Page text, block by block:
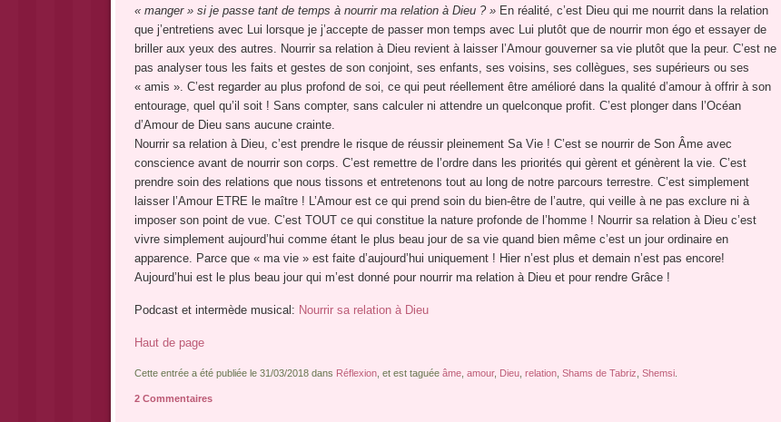
« manger » si je passe tant de temps à nourrir ma relation à Dieu ? » En réalité, c’est Dieu qui me nourrit dans la relation
que j’entretiens avec Lui lorsque je j’accepte de passer mon temps avec Lui plutôt que de nourrir mon égo et essayer de
briller aux yeux des autres. Nourrir sa relation à Dieu revient à laisser l’Amour gouverner sa vie plutôt que la peur. C’est ne
pas analyser tous les faits et gestes de son conjoint, ses enfants, ses voisins, ses collègues, ses supérieurs ou ses
« amis ». C’est regarder au plus profond de soi, ce qui peut réellement être amélioré dans la qualité d’amour à offrir à son
entourage, quel qu’il soit ! Sans compter, sans calculer ni attendre un quelconque profit. C’est plonger dans l’Océan
d’Amour de Dieu sans aucune crainte.
Nourrir sa relation à Dieu, c’est prendre le risque de réussir pleinement Sa Vie ! C’est se nourrir de Son Âme avec
conscience avant de nourrir son corps. C’est remettre de l’ordre dans les priorités qui gèrent et génèrent la vie. C’est
prendre soin des relations que nous tissons et entretenons tout au long de notre parcours terrestre. C’est simplement
laisser l’Amour ETRE le maître ! L’Amour est ce qui prend soin du bien-être de l’autre, qui veille à ne pas exclure ni à
imposer son point de vue. C’est TOUT ce qui constitue la nature profonde de l’homme ! Nourrir sa relation à Dieu c’est
vivre simplement aujourd’hui comme étant le plus beau jour de sa vie quand bien même c’est un jour ordinaire en
apparence. Parce que « ma vie » est faite d’aujourd’hui uniquement ! Hier n’est plus et demain n’est pas encore!
Aujourd’hui est le plus beau jour qui m’est donné pour nourrir ma relation à Dieu et pour rendre Grâce !
Podcast et intermède musical: Nourrir sa relation à Dieu
Haut de page
Cette entrée a été publiée le 31/03/2018 dans Réflexion, et est taguée âme, amour, Dieu, relation, Shams de Tabriz Shemsi.
2 Commentaires